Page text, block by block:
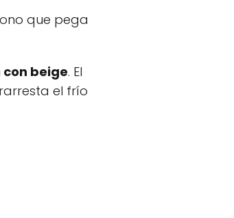
que pega
beige. El
el frío